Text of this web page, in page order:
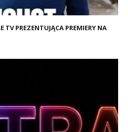
TV PREZENTUJĄCA PREMIERY NA